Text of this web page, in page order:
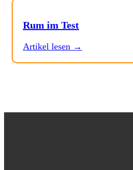
Rum im Test
Artikel lesen →